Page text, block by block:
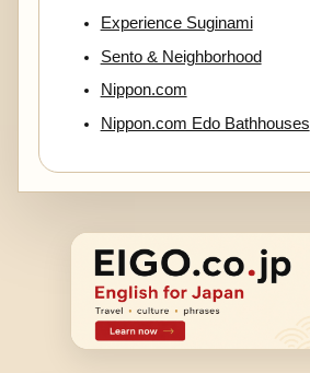
Experience Suginami
Sento & Neighborhood
Nippon.com
Nippon.com Edo Bathhouses